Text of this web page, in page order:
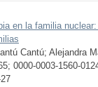
en la familia
Cantú; Alejandra
0000-0003-1560-